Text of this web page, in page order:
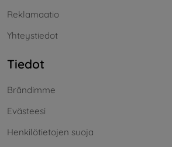
Reklamaatio
Yhteystiedot
Tiedot
Brändimme
Evästeesi
Henkilötietojen suoja